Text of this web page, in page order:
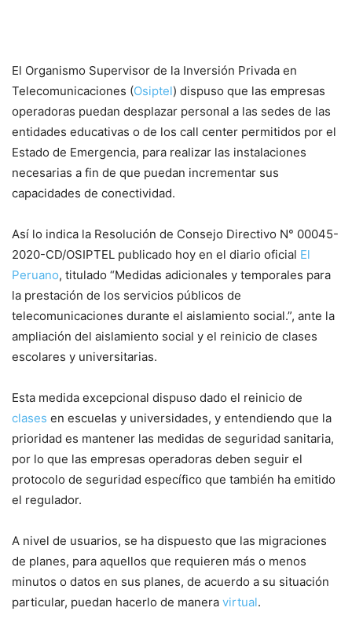
El Organismo Supervisor de la Inversión Privada en
Telecomunicaciones (Osiptel) dispuso que las empresas
operadoras puedan desplazar personal a las sedes de las
entidades educativas o de los call center permitidos por el
Estado de Emergencia, para realizar las instalaciones
necesarias a fin de que puedan incrementar sus
capacidades de conectividad.
Así lo indica la Resolución de Consejo Directivo N° 00045-
2020-CD/OSIPTEL publicado hoy en el diario oficial El
Peruano, titulado “Medidas adicionales y temporales para
la prestación de los servicios públicos de
telecomunicaciones durante el aislamiento social.”, ante la
ampliación del aislamiento social y el reinicio de clases
escolares y universitarias.
Esta medida excepcional dispuso dado el reinicio de
clases en escuelas y universidades, y entendiendo que la
prioridad es mantener las medidas de seguridad sanitaria,
por lo que las empresas operadoras deben seguir el
protocolo de seguridad específico que también ha emitido
el regulador.
A nivel de usuarios, se ha dispuesto que las migraciones
de planes, para aquellos que requieren más o menos
minutos o datos en sus planes, de acuerdo a su situación
particular, puedan hacerlo de manera virtual.